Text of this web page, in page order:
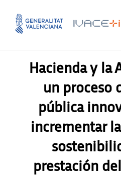
Hacienda y la
un proceso
pública
incrementar
prestación